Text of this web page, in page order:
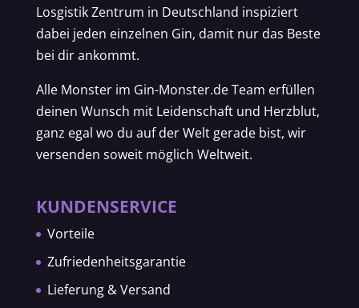
Losgistik Zentrum in Deutschland inspiziert
dabei jeden einzelnen Gin, damit nur das Beste
bei dir ankommt.
Alle Monster im Gin-Monster.de Team erfüllen
deinen Wunsch mit Leidenschaft und Herzblut,
ganz egal wo du auf der Welt gerade bist, wir
versenden soweit möglich Weltweit.
KUNDENSERVICE
Vorteile
Zufriedenheitsgarantie
Lieferung & Versand